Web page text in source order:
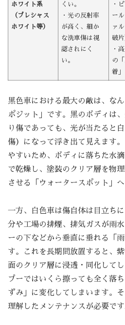
ホワイト系
（プレシャス
ホワイト等）
くい。
・光の反射率
が高く、細か
な洗車傷は視
認されにく
い。
・
ー
ァ
破片
・
の
着」
黒色車における最大の敵は、な
ポジット」です。黒のボディは
り傷であっても、光が当たると
傷）になって浮き出て見えます
やすいため、ボディに落ちた水
で乾燥し、塗装のクリア層を物
させる「ウォータースポット」へ
一方、白色車は傷自体は目立ち
分や工場の排煙、排気ガスが雨
ーの下などから垂直に垂れる「
す。これを長期間放置すると、
面のクリア層に浸透・同化して
プーではいくら擦っても全く落
ずみ」に変化してしまいます。
理解したメンテナンスが必要です